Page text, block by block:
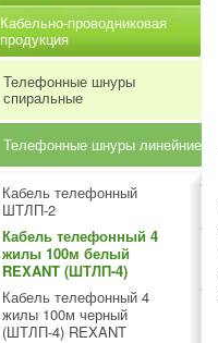
Кабельно-проводниковая
продукция
Телефонные шнуры
спиральные
Телефонные шнуры линейние
Кабель телефонный
ШТЛП-2
Кабель телефонный 4
жилы 100м белый
REXANT (ШТЛП-4)
Кабель телефонный 4
жилы 100м черный
(ШТЛП-4) REXANT